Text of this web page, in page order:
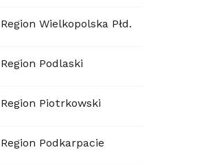
Region Wielkopolska Płd.
Region Podlaski
Region Piotrkowski
Region Podkarpacie